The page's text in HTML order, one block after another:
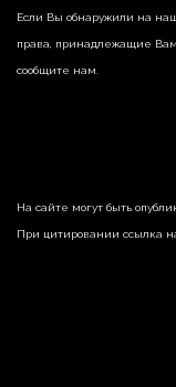
Если Вы обнаружили на
права, принадлежащие
сообщите нам.
На сайте могут быть
При цитировании ссылка